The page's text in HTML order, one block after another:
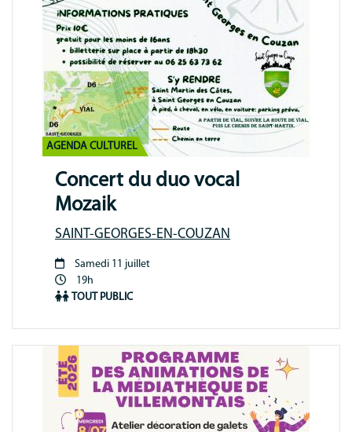
AGENDA CULTUREL
Concert du duo vocal
Mozaik
SAINT-GEORGES-EN-COUZAN
Période
animation
Samedi 11 juillet
19h
TOUT PUBLIC